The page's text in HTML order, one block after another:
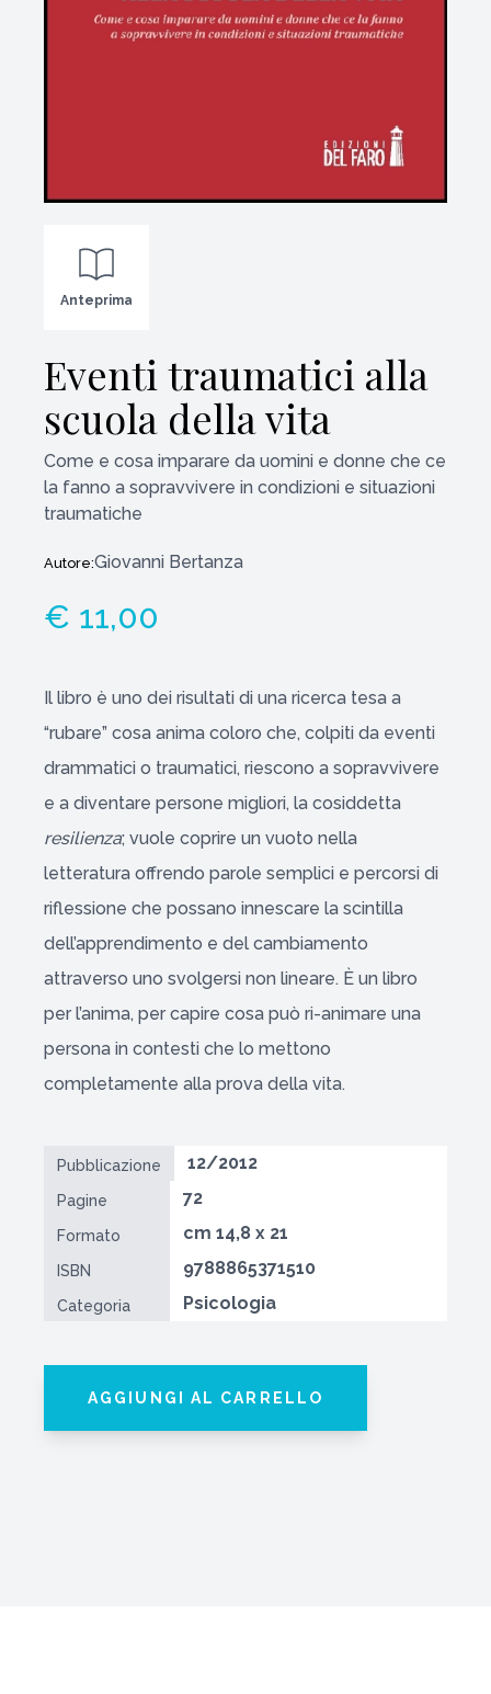
Anteprima
Eventi traumatici alla
scuola della vita
Come e cosa imparare da uomini e donne che ce
la fanno a sopravvivere in condizioni e situazioni
traumatiche
Autore:Giovanni Bertanza
€ 11,00
Il libro è uno dei risultati di una ricerca tesa a
“rubare” cosa anima coloro che, colpiti da eventi
drammatici o traumatici, riescono a sopravvivere
e a diventare persone migliori, la cosiddetta
resilienza; vuole coprire un vuoto nella
letteratura offrendo parole semplici e percorsi di
riflessione che possano innescare la scintilla
dell’apprendimento e del cambiamento
attraverso uno svolgersi non lineare. È un libro
per l’anima, per capire cosa può ri-animare una
persona in contesti che lo mettono
completamente alla prova della vita.
Pubblicazione 12/2012
Pagine 72
Formato cm 14,8 x 21
ISBN 9788865371510
Categoria Psicologia
AGGIUNGI AL CARRELLO